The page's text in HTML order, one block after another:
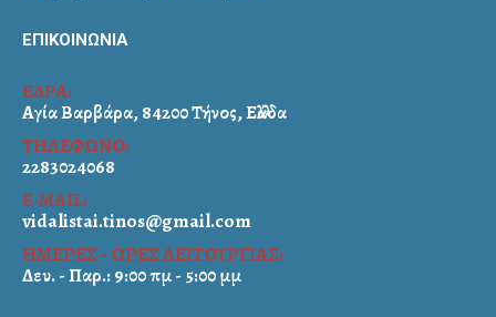
ΕΠΙΚΟΙΝΩΝΙΑ
ΕΔΡΑ:
Αγία Βαρβάρα, 84200 Τήνος, Ελλάδα
ΤΗΛΕΦΩΝΟ:
2283024068
E-MAIL:
vidalistai.tinos@gmail.com
ΗΜΕΡΕΣ - ΩΡΕΣ ΛΕΙΤΟΥΡΓΙΑΣ:
Δευ. - Παρ.: 9:00 πμ - 5:00 μμ